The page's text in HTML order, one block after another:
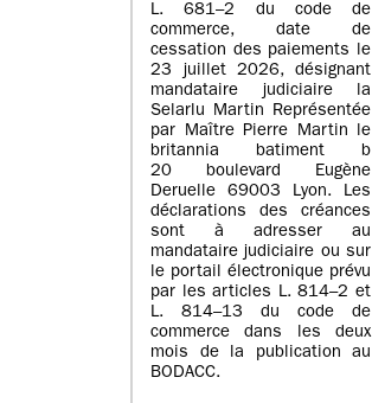
L. 681–2 du code de
commerce, date de
cessation des paiements le
23 juillet 2026, désignant
mandataire judiciaire la
Selarlu Martin Représentée
par Maître Pierre Martin le
britannia batiment b
20 boulevard Eugène
Deruelle 69003 Lyon. Les
déclarations des créances
sont à adresser au
mandataire judiciaire ou sur
le portail électronique prévu
par les articles L. 814–2 et
L. 814–13 du code de
commerce dans les deux
mois de la publication au
BODACC.